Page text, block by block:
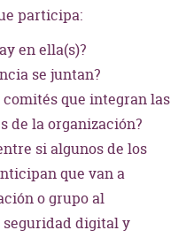
participa:
en ella(s)?
se juntan?
comités que integran las
de la organización?
si algunos de los
que van a
o grupo al
seguridad digital y